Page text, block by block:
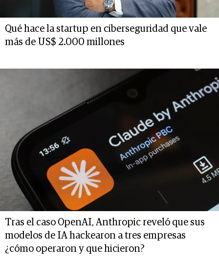
Qué hace la startup en ciberseguridad que vale
más de US$ 2.000 millones
Tras el caso OpenAI, Anthropic reveló que sus
modelos de IA hackearon a tres empresas
¿cómo operaron y que hicieron?